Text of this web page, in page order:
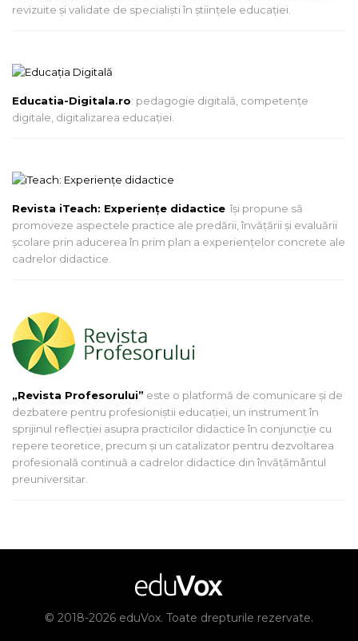
revizuite și validate de specialiști în științele educației.
Educatia-Digitala.ro: pedagogie digitală, competențe
digitale, digitalizarea educației.
Revista iTeach: Experienţe didactice îşi propune să
promoveze aspectele practice ale predării, învăţării şi evaluării
şcolare prin aducerea în prim plan a experienţelor concrete ale
cadrelor didactice.
„Revista Profesorului” este o platformă de comunicare și de
dezbatere pentru profesioniștii educației, un instrument în
sprijinul reflecției asupra practicilor didactice în conjuncție cu
repere teoretice, precum și un catalizator pentru dezvoltarea
profesională continuă a cadrelor didactice din învățământul
preuniversitar.
© 2018-2026 eduVox. Toate drepturile rezervate.